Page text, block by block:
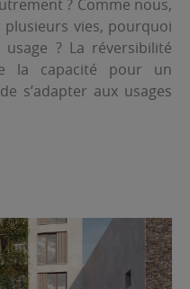
? Comme nous,
vies, pourquoi
? La réversibilité
la capacité pour un
s’adapter aux usages